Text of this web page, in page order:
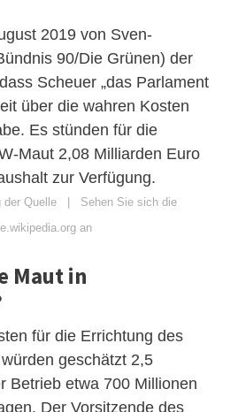
2019 von Sven-
90/Die Grünen) der
Scheuer „das Parlament
über die wahren Kosten
Es stünden für die
Maut 2,08 Milliarden Euro
zur Verfügung.
der Quelle
Sehen Sie sich die
an
Maut in
für die Errichtung des
geschätzt 2,5
Betrieb etwa 700 Millionen
Der Vorsitzende des